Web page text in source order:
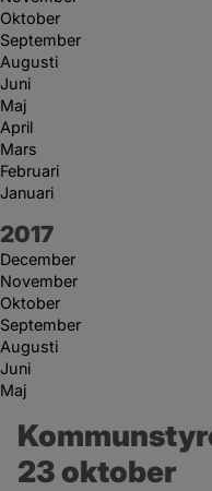
Oktober
September
Augusti
Juni
Maj
April
Mars
Februari
Januari
År:
2017
December
November
Oktober
September
Augusti
Juni
Maj
23 oktober